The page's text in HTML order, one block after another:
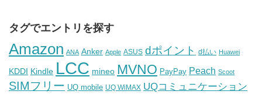
タグでエントリを探す
Amazon ANA Anker Apple ASUS dポイント d払い Huawei
KDDI Kindle LCC mineo MVNO PayPay Peach Scoot
SIMフリー UQ mobile UQ WiMAX UQコミュニケーション